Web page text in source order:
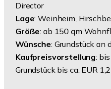
Director
Lage: Weinheim,
Größe: ab 150 qm
Wünsche: Grundstück an
Kaufpreisvorstellung:
Grundstück bis ca. EUR